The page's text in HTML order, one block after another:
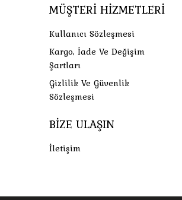
MÜŞTERI HIZMETLERI
Kullanıcı Sözleşmesi
Kargo, İade Ve Değişim
Şartları
Gizlilik Ve Güvenlik
Sözleşmesi
BIZE ULAŞIN
İletişim